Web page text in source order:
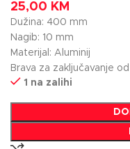
25,00 KM
Dužina: 400 mm
Nagib: 10 mm
Materijal: Aluminij
Brava za zaključavanje
1 na zalihi